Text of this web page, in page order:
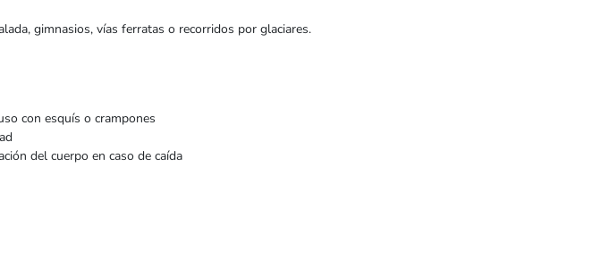
gimnasios, vías ferratas o recorridos por glaciares.
con esquís o crampones
del cuerpo en caso de caída